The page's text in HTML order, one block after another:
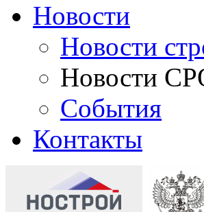
Новости
Новости
Новости
События
Контакты